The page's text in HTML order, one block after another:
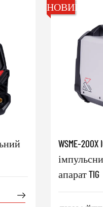
НОВИЙ
WSME-200X
апарат TIG